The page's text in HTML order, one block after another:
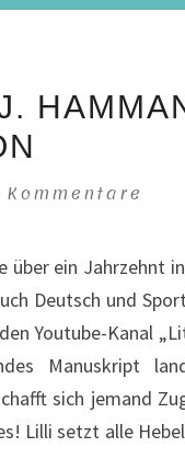
ein Jahrzehnt
Deutsch und
Youtube-Kanal
Manuskript
sich jemand
Lilli setzt alle